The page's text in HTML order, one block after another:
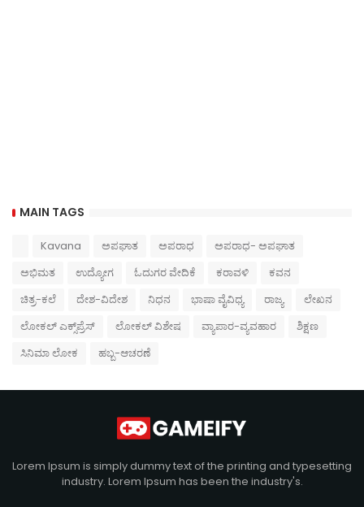
MAIN TAGS
Kavana ಅಪಘಾತ ಅಪರಾಧ
ಅಪರಾಧ- ಅಪಘಾತ
ಅಭಿಮತ
ಉದ್ಯೋಗ ಓದುಗರ ವೇದಿಕೆ ಕರಾವಳಿ
ಕವನ
ಚಿತ್ರ-ಕಲೆ
ದೇಶ-ವಿದೇಶ ನಿಧನ ಭಾಷಾ ವೈವಿಧ್ಯ ರಾಜ್ಯ
ಲೇಖನ
ಲೋಕಲ್ ಎಕ್ಸ್‌ಪ್ರೆಸ್
ಲೋಕಲ್ ವಿಶೇಷ ವ್ಯಾಪಾರ-ವ್ಯವಹಾರ
ಶಿಕ್ಷಣ
ಸಿನಿಮಾ ಲೋಕ
ಹಬ್ಬ-ಆಚರಣೆ
Lorem Ipsum is simply dummy text of the printing and typesetting
industry. Lorem Ipsum has been the industry's.